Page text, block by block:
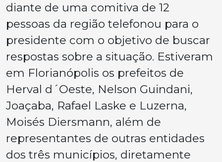
diante de uma comitiva de 12
pessoas da região telefonou para o
presidente com o objetivo de buscar
respostas sobre a situação. Estiveram
em Florianópolis os prefeitos de
Herval d´Oeste, Nelson Guindani,
Joaçaba, Rafael Laske e Luzerna,
Moisés Diersmann, além de
representantes de outras entidades
dos três municípios, diretamente